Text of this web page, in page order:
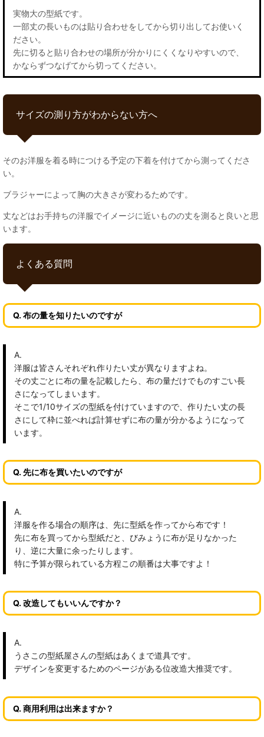
実物大の型紙です。
一部丈の長いものは貼り合わせをしてから切り出してお使いく
ださい。
先に切ると貼り合わせの場所が分かりにくくなりやすいので、
かならずつなげてから切ってください。
サイズの測り方がわからない方へ
そのお洋服を着る時につける予定の下着を付けてから測ってくださ
い。
ブラジャーによって胸の大きさが変わるためです。
丈などはお手持ちの洋服でイメージに近いものの丈を測ると良いと思
います。
よくある質問
Q. 布の量を知りたいのですが
A.
洋服は皆さんそれぞれ作りたい丈が異なりますよね。
その丈ごとに布の量を記載したら、布の量だけでものすごい長
さになってしまいます。
そこで1/10サイズの型紙を付けていますので、作りたい丈の長
さにして枠に並べれば計算せずに布の量が分かるようになって
います。
Q. 先に布を買いたいのですが
A.
洋服を作る場合の順序は、先に型紙を作ってから布です！
先に布を買ってから型紙だと、びみょうに布が足りなかった
り、逆に大量に余ったりします。
特に予算が限られている方程この順番は大事ですよ！
Q. 改造してもいいんですか？
A.
うさこの型紙屋さんの型紙はあくまで道具です。
デザインを変更するためのページがある位改造大推奨です。
Q. 商用利用は出来ますか？